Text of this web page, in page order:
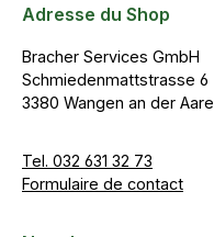
Adresse du Shop
Bracher Services GmbH
Schmiedenmattstrasse 6
3380 Wangen an der Aare
Tel. 032 631 32 73
Formulaire de contact